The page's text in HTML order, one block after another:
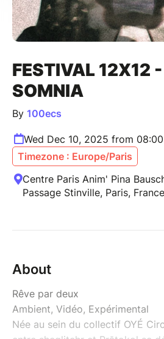
FESTIVAL 12X12
SOMNIA
By 100ecs
Wed Dec 10, 2025 from
Timezone : Europe/Paris
Centre Paris Anim' Pina
Passage Stinville, Paris, France
About
Rêve par deux
Ambient, Vidéo, Expérimental
Née au sein du collectif OYÉ